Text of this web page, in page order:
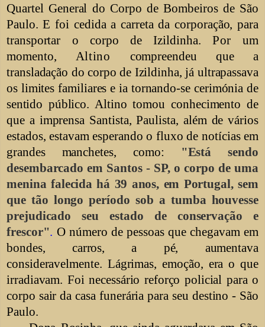
Quartel General do Corpo de Bombeiros de São
Paulo. E foi cedida a carreta da corporação, para
transportar o corpo de Izildinha. Por um
momento, Altino compreendeu que a
transladação do corpo de Izildinha, já ultrapassava
os limites familiares e ia tornando-se cerimónia de
sentido público. Altino tomou conhecimento de
que a imprensa Santista, Paulista, além de vários
estados, estavam esperando o fluxo de notícias em
grandes manchetes, como: "Está sendo
desembarcado em Santos - SP, o corpo de uma
menina falecida há 39 anos, em Portugal, sem
que tão longo período sob a tumba houvesse
prejudicado seu estado de conservação e
frescor". O número de pessoas que chegavam em
bondes, carros, a pé, aumentava
consideravelmente. Lágrimas, emoção, era o que
irradiavam. Foi necessário reforço policial para o
corpo sair da casa funerária para seu destino - São
Paulo.